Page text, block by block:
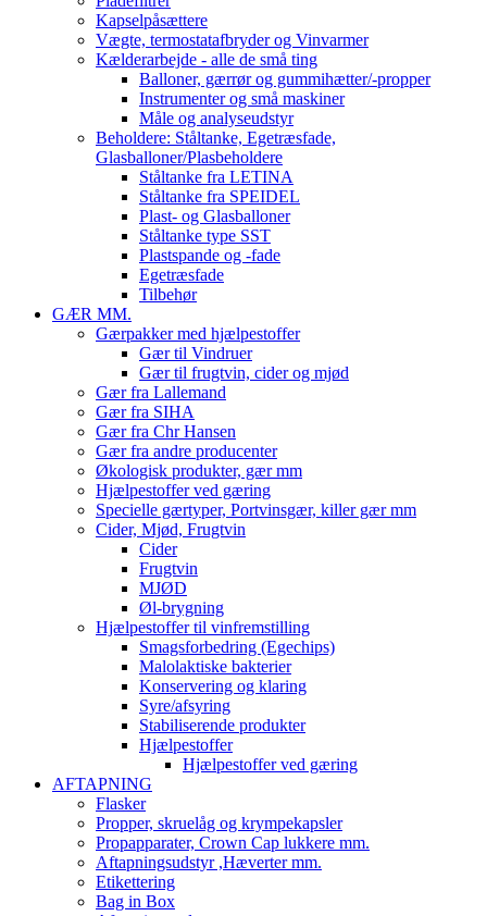
Kapselpåsættere
Vægte, termostatafbryder og Vinvarmer
Kælderarbejde - alle de små ting
Balloner, gærrør og gummihætter/-propper
Instrumenter og små maskiner
Måle og analyseudstyr
Beholdere: Ståltanke, Egetræsfade,
Glasballoner/Plasbeholdere
Ståltanke fra LETINA
Ståltanke fra SPEIDEL
Plast- og Glasballoner
Ståltanke type SST
Plastspande og -fade
Egetræsfade
Tilbehør
GÆR MM.
Gærpakker med hjælpestoffer
Gær til Vindruer
Gær til frugtvin, cider og mjød
Gær fra Lallemand
Gær fra SIHA
Gær fra Chr Hansen
Gær fra andre producenter
Økologisk produkter, gær mm
Hjælpestoffer ved gæring
Specielle gærtyper, Portvinsgær, killer gær mm
Cider, Mjød, Frugtvin
Cider
Frugtvin
MJØD
Øl-brygning
Hjælpestoffer til vinfremstilling
Smagsforbedring (Egechips)
Malolaktiske bakterier
Konservering og klaring
Syre/afsyring
Stabiliserende produkter
Hjælpestoffer
Hjælpestoffer ved gæring
AFTAPNING
Flasker
Propper, skruelåg og krympekapsler
Propapparater, Crown Cap lukkere mm.
Aftapningsudstyr ,Hæverter mm.
Etikettering
Bag in Box